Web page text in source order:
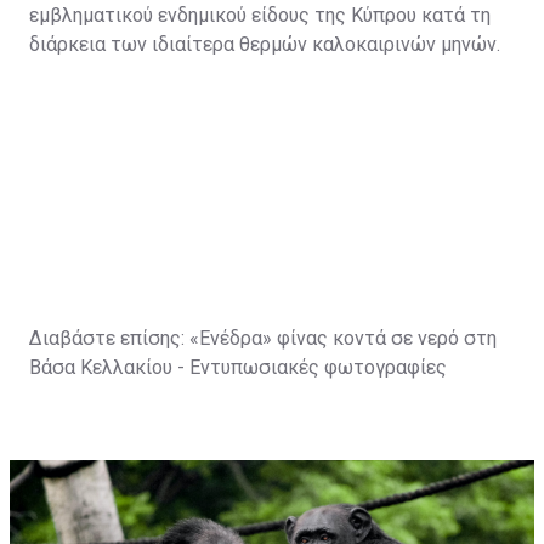
εμβληματικού ενδημικού είδους της Κύπρου κατά τη
διάρκεια των ιδιαίτερα θερμών καλοκαιρινών μηνών.
Διαβάστε επίσης: «Ενέδρα» φίνας κοντά σε νερό στη
Βάσα Κελλακίου - Εντυπωσιακές φωτογραφίες